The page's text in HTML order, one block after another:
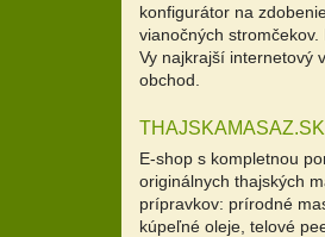
konfigurátor na
vianočných stromčekov.
Vy najkrajší internetový
obchod.
THAJSKAMASAZ.SK
E-shop s kompletnou
originálnych thajských
prípravkov: prírodné
kúpeľné oleje, telové